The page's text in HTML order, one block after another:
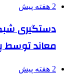
2 هفته پیش
دستگیری
معاند توسط
2 هفته پیش